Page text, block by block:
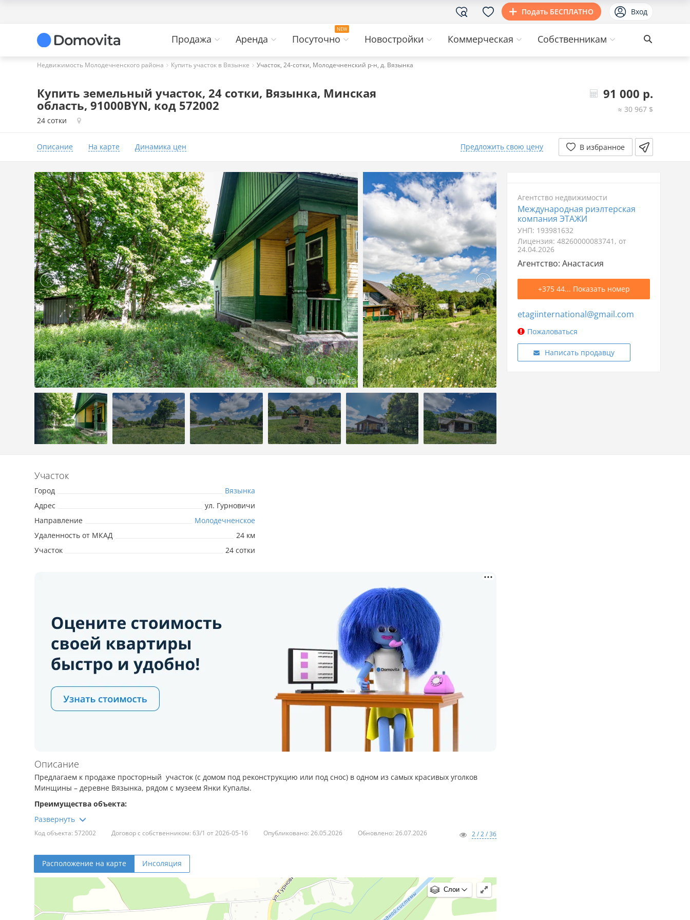
Подать БЕСПЛАТНО Вход
Продажа Аренда Посуточно Новостройки Коммерческая Собственникам
Недвижимость Молодечненского района Купить участок в Вязынке Участок, 24-сотки, Молодечненский р-н, д. Вязынка
Купить земельный участок, 24 сотки, Вязынка, Минская
область, 91000BYN, код 572002
24 сотки
91 000 р.
≈ 30 967 $
Описание На карте Динамика цен Предложить свою цену В избранное
Агентство недвижимости
Международная риэлтерская
компания ЭТАЖИ
УНП: 193981632
Лицензия: 48260000083741, от
24.04.2026
Агентство: Анастасия
+375 44... Показать номер
etagiinternational@gmail.com
Пожаловаться
Написать продавцу
Участок
Город
Вязынка
Адрес
ул. Гурновичи
Направление
Молодечненское
Удаленность от МКАД
24 км
Участок
24 сотки
Описание
Предлагаем к продаже просторный участок (с домом под реконструкцию или под снос) в одном из самых красивых уголков
Минщины – деревне Вязынка, рядом с музеем Янки Купалы.
Преимущества объекта:
Участок 24 сотки, ровный, с садом и колодцем, идеально подходит как для проживания, так и для коммерческого
Согласованперевод под жилой дом.
Асфальтированная дорога до участка.
Электричество: до 15 кВт для жилого дома, до 50 кВт для коммерческого использования. В стоимость входит подключение
электричества и подвод воды.
Локация и инфраструктура:
Код объекта: 572002 Договор с собственником: 63/1 от 2026-05-16 Опубликовано: 26.05.2026 Обновлено: 26.07.2026 2 / 2 / 36
Расположение на карте Инсоляция
Слои